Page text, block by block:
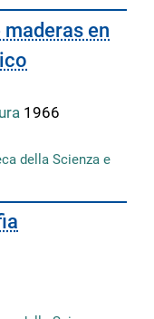
en
1966
della Scienza e